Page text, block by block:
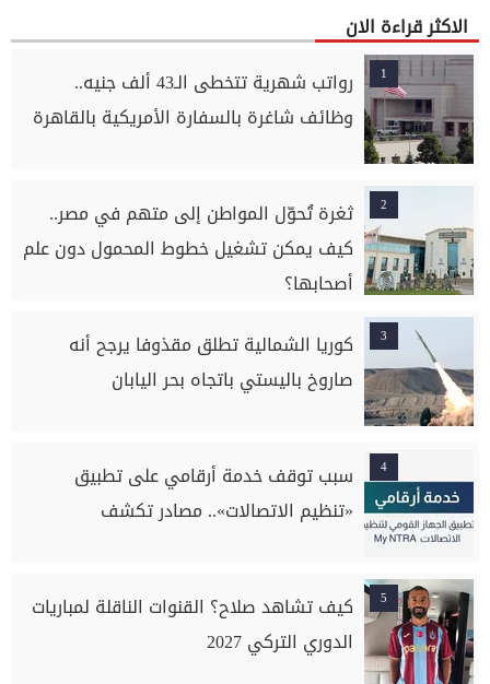
الاكثر قراءة الان
1
رواتب شهرية تتخطى الـ43 ألف جنيه..
وظائف شاغرة بالسفارة الأمريكية بالقاهرة
2
ثغرة تُحوّل المواطن إلى متهم في مصر..
كيف يمكن تشغيل خطوط المحمول دون علم
أصحابها؟
3
كوريا الشمالية تطلق مقذوفا يرجح أنه
صاروخ باليستي باتجاه بحر اليابان
4
سبب توقف خدمة أرقامي على تطبيق
«تنظيم الاتصالات».. مصادر تكشف
5
كيف تشاهد صلاح؟ القنوات الناقلة لمباريات
الدوري التركي 2027